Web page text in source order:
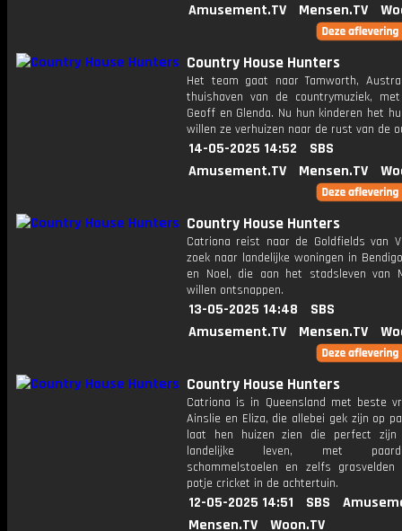
Amusement.TV
Mensen.TV
Country House Hunters
Het team gaat naar Tamworth,
thuishaven van de countrymuziek,
Geoff en Glenda. Nu hun kinderen het
willen ze verhuizen naar de rust van de
14-05-2025 14:52
SBS
Amusement.TV
Mensen.TV
Country House Hunters
Catriona reist naar de Goldfields van
zoek naar landelijke woningen in
en Noel, die aan het stadsleven van
willen ontsnappen.
13-05-2025 14:48
SBS
Amusement.TV
Mensen.TV
Country House Hunters
Catriona is in Queensland met beste
Ainslie en Eliza, die allebei gek zijn op
laat hen huizen zien die perfect
landelijke leven, met
schommelstoelen en zelfs
potje cricket in de achtertuin.
12-05-2025 14:51 SBS
Mensen.TV
Woon.TV